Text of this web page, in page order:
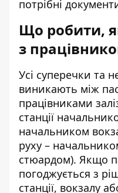
потрібні
Що робити,
з
Усі суперечки та
виникають між
працівниками
станції
начальником
руху –
стюардом). Якщо
погоджується з
станції, вокзалу